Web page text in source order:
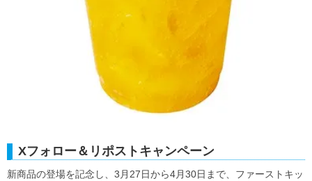
Xフォロー＆リポストキャンペーン
新商品の登場を記念し、3月27日から4月30日まで、ファーストキッ